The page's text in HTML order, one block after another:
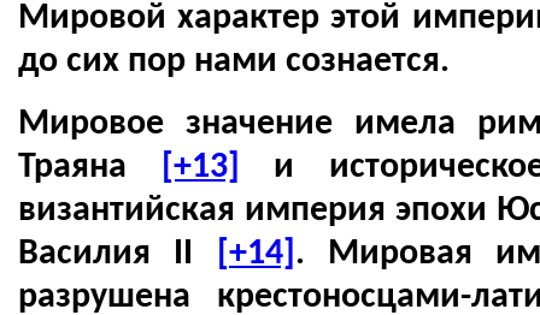
Мировой характер этой
до сих пор нами сознается.
Мировое значение имела
Траяна
[+13]
и
византийская империя эпохи
Василия II
[+14] . Мировая
разрушена крестоносцами-